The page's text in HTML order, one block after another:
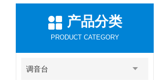
产品分类
PRODUCT CATEGORY
调音台